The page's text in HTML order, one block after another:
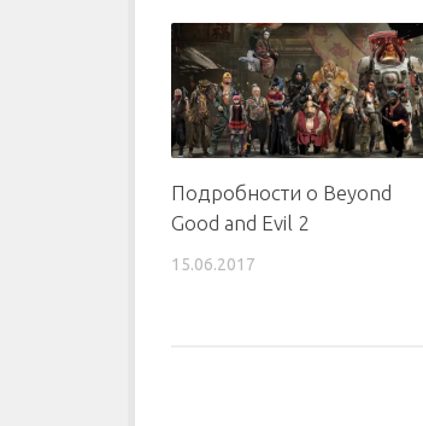
Подробности о Beyond
Good and Evil 2
15.06.2017